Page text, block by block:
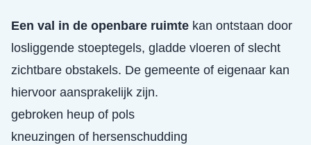
Een val in de openbare ruimte kan ontstaan door
losliggende stoeptegels, gladde vloeren of slecht
zichtbare obstakels. De gemeente of eigenaar kan
hiervoor aansprakelijk zijn.
gebroken heup of pols
kneuzingen of hersenschudding